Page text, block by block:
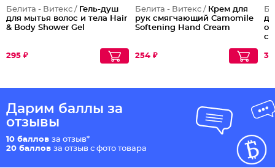
Белита - Витекс / Гель-душ
для мытья волос и тела Hair
& Body Shower Gel
295 ₽
Белита - Витекс / Крем для
рук смягчающий Camomile
Softening Hand Cream
254 ₽
Дарим баллы за
отзывы
10 баллов за отзыв*
20 баллов за отзыв с фото товара